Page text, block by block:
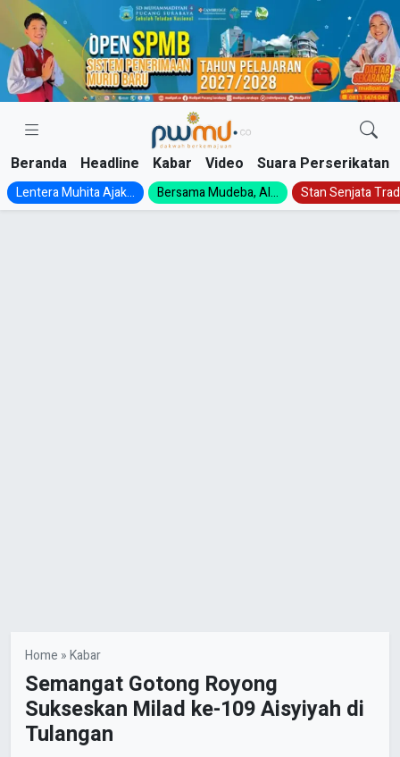
Skip
content
Beranda Headline Kabar Video Suara Perserikatan
Lentera Muhita Ajak... Bersama Mudeba, Al... Stan Senjata
Home »Kabar
Semangat Gotong Royong
Sukseskan Milad ke-109 Aisyiyah di
Tulangan